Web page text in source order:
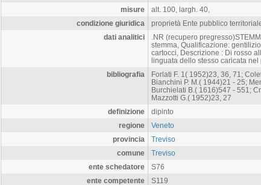
misure
alt. 100, largh. 40,
condizione giuridica
proprietà Ente pubblico
dati analitici
.NR (recupero
stemma, Qualificazione:
cartocci, Descrizione : Di rosso
linguata dello stesso caricata nel
bibliografia
Forlati F. 1( 1952)23, 36, 71;
Bianchini P. M.( 1944)21 - 25;
Burchielati B.( 1616)547 - 551;
Mazzotti G.( 1952)23, 27
definizione
dipinto
regione
Veneto
provincia
Treviso
comune
Treviso
ente schedatore
S76
ente competente
S119